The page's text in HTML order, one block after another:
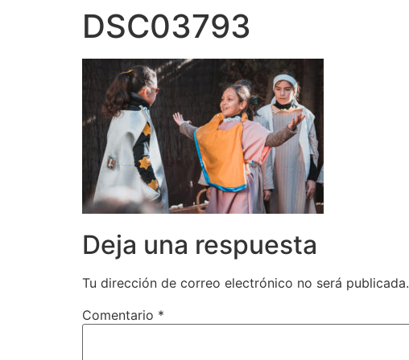
DSC03793
Deja una respuesta
Tu dirección de correo electrónico no será publicada.
Comentario *